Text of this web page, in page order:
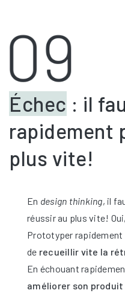
Échec : il
rapidement
plus vite!
En design thinking, il
réussir au plus vite!
Prototyper rapidement
de recueillir vite la
En échouant
améliorer son